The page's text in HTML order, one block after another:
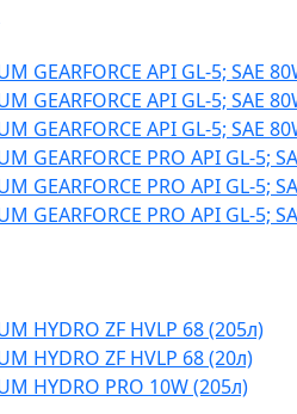
GEARFORCE API GL-5; SAE
GEARFORCE API GL-5; SAE
GEARFORCE API GL-5; SAE
GEARFORCE PRO API GL-5;
GEARFORCE PRO API GL-5;
GEARFORCE PRO API GL-5;
HYDRO ZF HVLP 68 (205л)
HYDRO ZF HVLP 68 (20л)
HYDRO PRO 10W (205л)